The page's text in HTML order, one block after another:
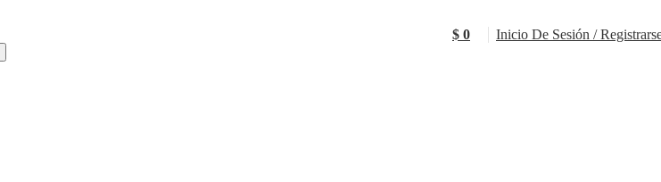
$ 0 Inicio De Sesión /